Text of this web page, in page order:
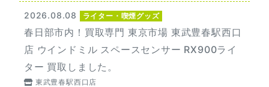
2026.08.08 ライター・喫煙グッズ
春日部市内！買取専門 東京市場 東武豊春駅西口
店 ウインドミル スペースセンサー RX900ライ
ター 買取しました。
東武豊春駅西口店